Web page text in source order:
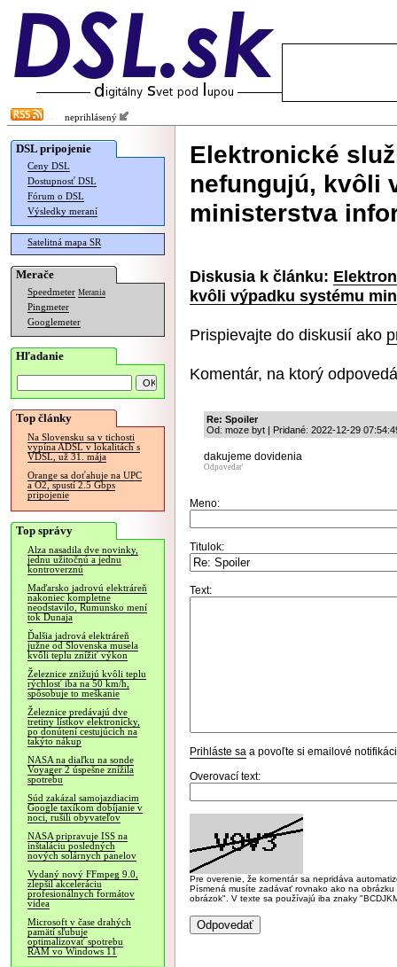
neprihlásený
DSL pripojenie
Ceny DSL
Dostupnosť DSL
Fórum o DSL
Výsledky meraní
Satelitná mapa SR
Merače
Speedmeter Merania
Pingmeter
Googlemeter
Hľadanie
Top články
Na Slovensku sa v tichosti
vypína ADSL v lokalitách s
VDSL, už 31. mája
Orange sa doťahuje na UPC
a O2, spustí 2.5 Gbps
pripojenie
Top správy
Alza nasadila dve novinky,
jednu užitočnú a jednu
kontroverznú
Maďarsko jadrovú elektráreň
nakoniec kompletne
neodstavilo, Rumunsko mení
tok Dunaja
Ďalšia jadrová elektráreň
južne od Slovenska musela
kvôli teplu znížiť výkon
Železnice znižujú kvôli teplu
rýchlosť iba na 50 km/h,
spôsobuje to meškanie
Železnice predávajú dve
tretiny lístkov elektronicky,
po donútení cestujúcich na
takýto nákup
NASA na diaľku na sonde
Voyager 2 úspešne znížila
spotrebu
Súd zakázal samojazdiacim
Google taxíkom dobíjanie v
noci, rušili obyvateľov
NASA pripravuje ISS na
inštaláciu posledných
nových solárnych panelov
Vydaný nový FFmpeg 9.0,
zlepšil akceleráciu
profesionálnych formátov
videa
Microsoft v čase drahých
pamätí sľubuje
optimalizovať spotrebu
RAM vo Windows 11
Elektronické
nefungujú, kvôli
ministerstva
Diskusia k článku:
kvôli výpadku systému
Prispievajte do diskusií ako
Komentár, na ktorý
Re: Spoiler
Od: moze byt | Pridané: 2022-12-29
dakujeme dovidenia
Odpovedať
Meno:
Titulok:
Text:
Prihláste sa a povoľte si emailové
Overovací text:
Pre overenie, že komentár sa nepridáva
Písmená musíte zadávať rovnako ako na
obrázok". V texte sa používajú iba znaky